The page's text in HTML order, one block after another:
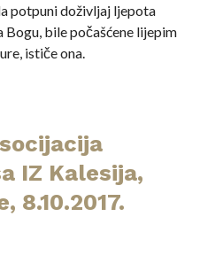
potpuni doživljaj ljepota
Bogu, bile počašćene lijepim
ističe ona.
IZ Kalesija,
8.10.2017.